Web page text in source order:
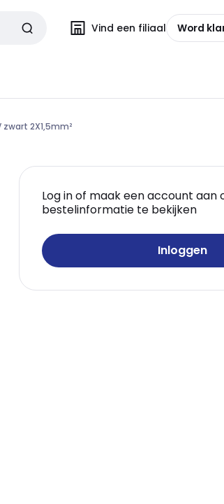
Vind een filiaal Word
2X1,5mm²
Log in of maak een account aan
bestelinformatie te bekijken
Inloggen